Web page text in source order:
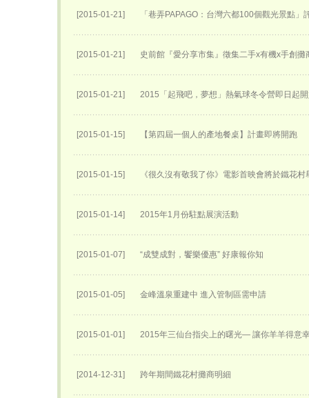
[2015-01-21] 「巷弄PAPAGO：台灣六都100個觀光景點」
[2015-01-21] 史前館『愛分享市集』徵集二手x有機x手創攤
[2015-01-21] 2015「起飛吧，夢想」熱氣球冬令營即日起
[2015-01-15] 【第四屆一個人的產地餐桌】計畫即將開跑
[2015-01-15] 《很久沒有敬我了你》電影首映會將於鐵花村
[2015-01-14] 2015年1月份駐點展演活動
[2015-01-07] “成雙成對，饗樂優惠” 好康報你知
[2015-01-05] 金峰溫泉重建中 進入管制區需申請
[2015-01-01] 2015年三仙台指尖上的曙光— 讓你羊羊得意
[2014-12-31] 跨年期間鐵花村攤商明細